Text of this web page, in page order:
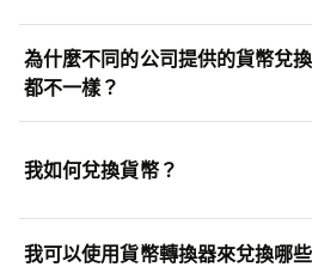
為什麼不同的公司提供的貨幣兌
都不一樣？
我如何兌換貨幣？
我可以使用貨幣轉換器來兌換哪